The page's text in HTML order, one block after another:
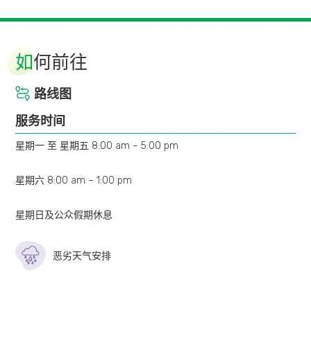
如何前往
路线图
服务时间
星期一 至 星期五 8:00 am – 5:00 pm
星期六 8:00 am – 1:00 pm
星期日及公众假期休息
恶劣天气安排